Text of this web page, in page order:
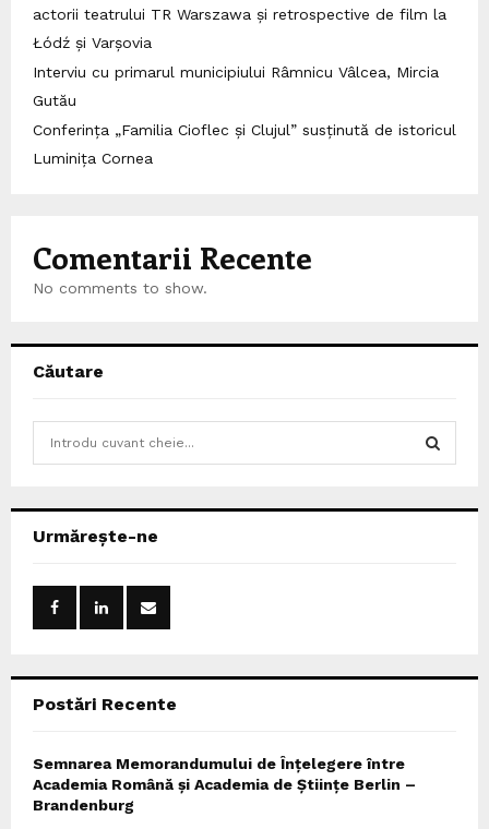
actorii teatrului TR Warszawa și retrospective de film la
Łódź și Varșovia
Interviu cu primarul municipiului Râmnicu Vâlcea, Mircia
Gutău
Conferința „Familia Cioflec și Clujul” susținută de istoricul
Luminița Cornea
Comentarii Recente
No comments to show.
Căutare
h
Urmărește-ne
Postări Recente
Semnarea Memorandumului de Înțelegere între
Academia Română și Academia de Științe Berlin –
Brandenburg